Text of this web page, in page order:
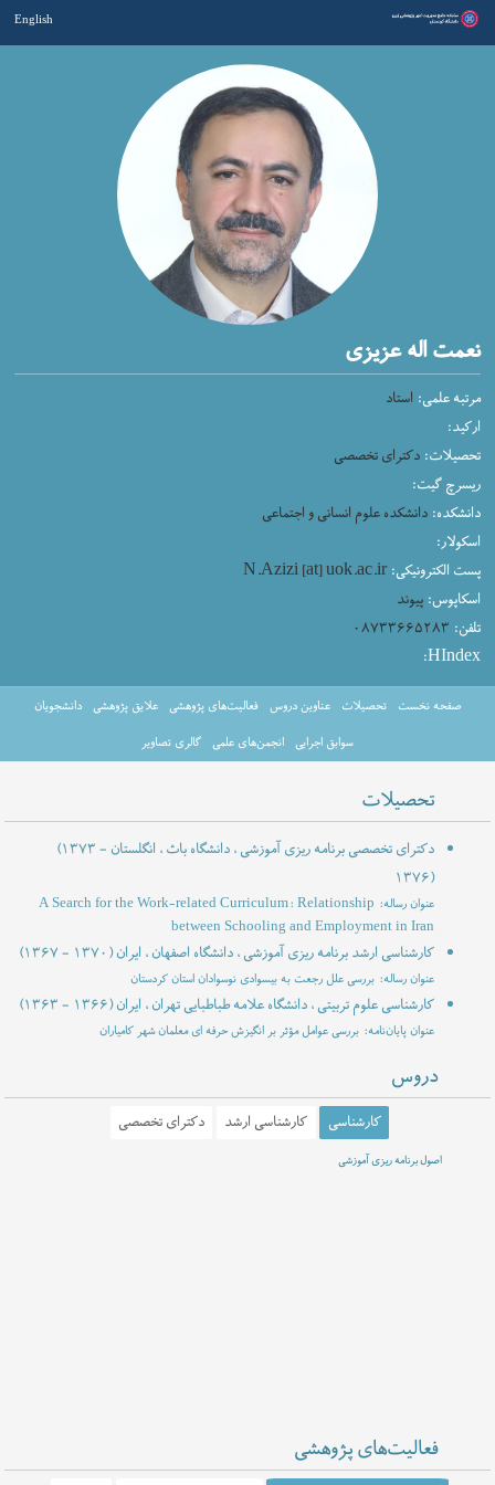
English
نعمت اله عزیزی
مرتبه علمی: استاد
ارکید:
تحصیلات: دکترای تخصصی
ریسرچ گیت:
دانشکده: دانشکده علوم انسانی و اجتماعی
اسکولار:
پست الکترونیکی: N.Azizi [at] uok.ac.ir
اسکاپوس: پیوند
تلفن: ۰۸۷۳۳۶۶۵۲۸۳
HIndex:
صفحه نخست تحصیلات عناوین دروس فعالیت‌های پژوهشی علایق پژوهشی دانشجویان
سوابق اجرایی انجمن‌های علمی گالری تصاویر
تحصیلات
دکترای تخصصی برنامه ریزی آموزشی ، دانشگاه باث ، انگلستان(۱۳۷۳ -
۱۳۷۶)
عنوان رساله: A Search for the Work-related Curriculum: Relationship
between Schooling and Employment in Iran
کارشناسی ارشد برنامه ریزی آموزشی ، دانشگاه اصفهان ، ایران(۱۳۶۷ - ۱۳۷۰)
عنوان رساله: بررسی علل رجعت به بیسوادی نوسوادان استان کردستان
کارشناسی علوم تربیتی ، دانشگاه علامه طباطبایی تهران ، ایران(۱۳۶۳ - ۱۳۶۶)
عنوان پایان‌نامه: بررسی عوامل مؤثر بر انگیزش حرفه ای معلمان شهر کامیاران
دروس
کارشناسی کارشناسی ارشد دکترای تخصصی
اصول برنامه ریزی آموزشی
برنامه ریزی نیروی انسانی
برنامه ریزی راهبردی در آموزش عالی
فعالیت‌های پژوهشی